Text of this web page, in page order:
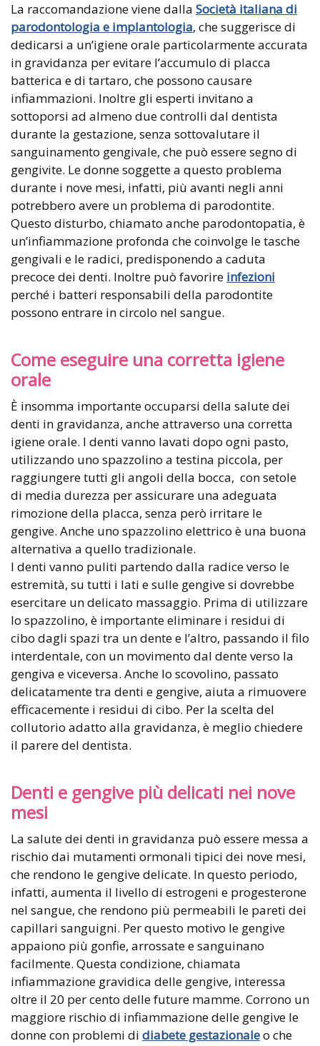
La raccomandazione viene dalla Società italiana di
parodontologia e implantologia, che suggerisce di
dedicarsi a un’igiene orale particolarmente accurata
in gravidanza per evitare l’accumulo di placca
batterica e di tartaro, che possono causare
infiammazioni. Inoltre gli esperti invitano a
sottoporsi ad almeno due controlli dal dentista
durante la gestazione, senza sottovalutare il
sanguinamento gengivale, che può essere segno di
gengivite. Le donne soggette a questo problema
durante i nove mesi, infatti, più avanti negli anni
potrebbero avere un problema di parodontite.
Questo disturbo, chiamato anche parodontopatia, è
un’infiammazione profonda che coinvolge le tasche
gengivali e le radici, predisponendo a caduta
precoce dei denti. Inoltre può favorire infezioni
perché i batteri responsabili della parodontite
possono entrare in circolo nel sangue.
Come eseguire una corretta igiene
orale
È insomma importante occuparsi della salute dei
denti in gravidanza, anche attraverso una corretta
igiene orale. I denti vanno lavati dopo ogni pasto,
utilizzando uno spazzolino a testina piccola, per
raggiungere tutti gli angoli della bocca, con setole
di media durezza per assicurare una adeguata
rimozione della placca, senza però irritare le
gengive. Anche uno spazzolino elettrico è una buona
alternativa a quello tradizionale.
I denti vanno puliti partendo dalla radice verso le
estremità, su tutti i lati e sulle gengive si dovrebbe
esercitare un delicato massaggio. Prima di utilizzare
lo spazzolino, è importante eliminare i residui di
cibo dagli spazi tra un dente e l’altro, passando il filo
interdentale, con un movimento dal dente verso la
gengiva e viceversa. Anche lo scovolino, passato
delicatamente tra denti e gengive, aiuta a rimuovere
efficacemente i residui di cibo. Per la scelta del
collutorio adatto alla gravidanza, è meglio chiedere
il parere del dentista.
Denti e gengive più delicati nei nove
mesi
La salute dei denti in gravidanza può essere messa a
rischio dai mutamenti ormonali tipici dei nove mesi,
che rendono le gengive delicate. In questo periodo,
infatti, aumenta il livello di estrogeni e progesterone
nel sangue, che rendono più permeabili le pareti dei
capillari sanguigni. Per questo motivo le gengive
appaiono più gonfie, arrossate e sanguinano
facilmente. Questa condizione, chiamata
infiammazione gravidica delle gengive, interessa
oltre il 20 per cento delle future mamme. Corrono un
maggiore rischio di infiammazione delle gengive le
donne con problemi di diabete gestazionaleo che